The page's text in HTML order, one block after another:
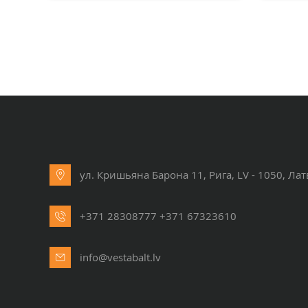
ул. Кришьяна Барона 11, Рига, LV - 1050,
+371 28308777 +371 67323610
info@vestabalt.lv